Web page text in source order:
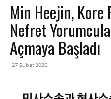
Min Heejin, Kore
Nefret
Açmaya Başladı
27 Şubat 2026